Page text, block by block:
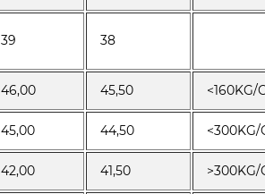
39 38
46,00 45,50 <160KG/
45,00 44,50 <300KG/
42,00 41,50 >300KG/